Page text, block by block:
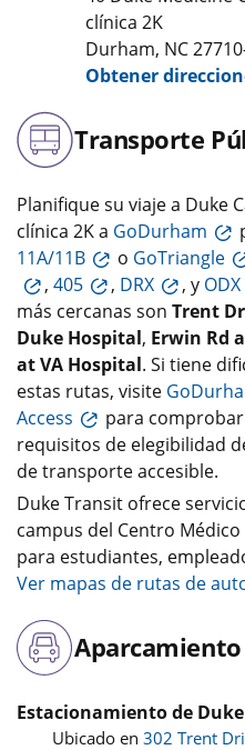
clínica 2K
Durham, NC
Obtener
Transporte
Planifique su viaje a Duke
clínica 2K a GoDurham
11A/11B
o GoTriangle
, 405 , DRX , y ODX
más cercanas son Trent
Duke Hospital, Erwin Rd
at VA Hospital. Si tiene
estas rutas, visite
Access
para
requisitos de elegibilidad
de transporte accesible.
Duke Transit ofrece
campus del Centro
para estudiantes,
Ver mapas de rutas de
Aparcamiento
Estacionamiento de
Ubicado en 302 Trent